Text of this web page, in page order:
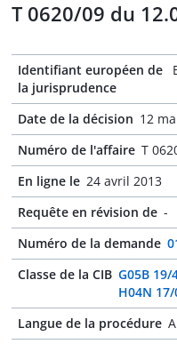
T 0620/09 du
Identifiant européen de
la jurisprudence
Date de la décision 12
Numéro de l'affaire T
En ligne le 24 avril 2013
Requête en révision de -
Numéro de la demande
Classe de la CIB G05B 19/
H04N 17/
Langue de la procédure